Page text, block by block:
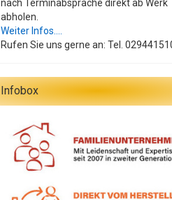
nach Terminabsprache direkt ab Werk
abholen.
Weiter Infos....
Rufen Sie uns gerne an: Tel.
Infobox